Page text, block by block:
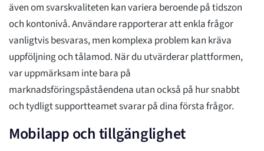
även om svarskvaliteten kan variera beroende på tidszon
och kontonivå. Användare rapporterar att enkla frågor
vanligtvis besvaras, men komplexa problem kan kräva
uppföljning och tålamod. När du utvärderar plattformen,
var uppmärksam inte bara på
marknadsföringspåståendena utan också på hur snabbt
och tydligt supportteamet svarar på dina första frågor.
Mobilapp och tillgänglighet